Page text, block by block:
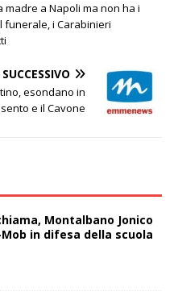
madre a Napoli ma non ha i
funerale, i Carabinieri
SUCCESSIVO
esondano in
e il Cavone
Montalbano Jonico
in difesa della scuola